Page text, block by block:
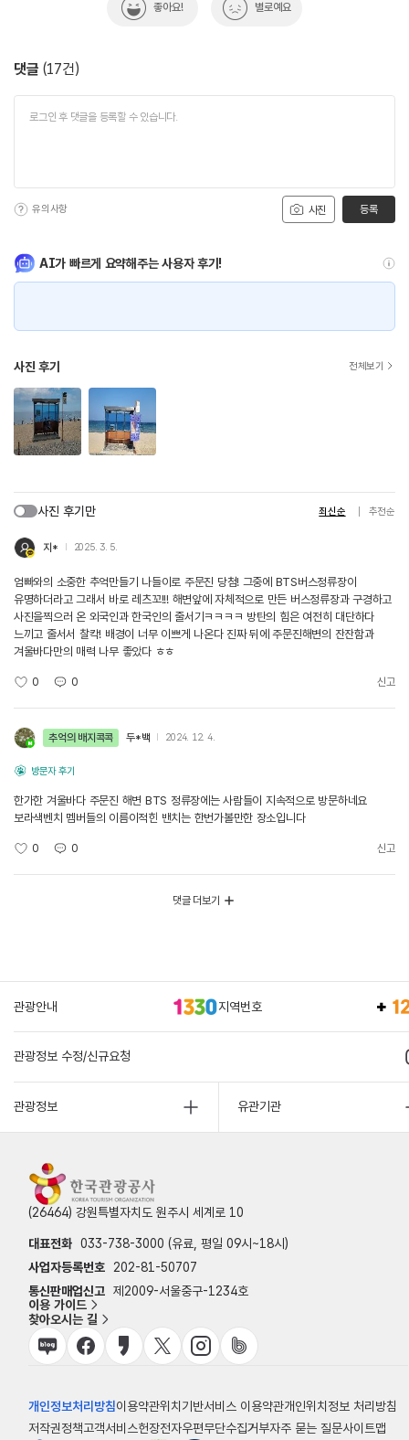
좋아요! 별로예요
댓글 (17건)
사진
유의사항 등록
AI가 빠르게 요약해주는 사용자 후기!
사진 후기 전체보기
사진 후기만 최신순 추천순
지* 2025. 3. 5.
엄빠와의 소중한 추억만들기 나들이로 주문진 당첨! 그중에 BTS버스정류장이
유명하더라고 그래서 바로 레츠꼬!!! 해변앞에 자체적으로 만든 버스정류장과 구경하고
사진을찍으러 온 외국인과 한국인의 줄서기ㅋㅋㅋㅋ 방탄의 힘은 여전히 대단하다
느끼고 줄서서 찰칵! 배경이 너무 이쁘게 나온다 진짜 뒤에 주문진해변의 잔잔함과
겨울바다만의 매력 나무 좋았다 ㅎㅎ
0 0 신고
추억의 배지콕콕 두*백 2024. 12. 4.
방문자 후기
한가한 겨울바다 주문진 해변 BTS 정류장에는 사람들이 지속적으로 방문하네요
보라색벤치 멤버들의 이름이적힌 밴치는 한번가볼만한 장소입니다
0 0 신고
댓글 더보기
관광안내 지역번호
관광정보 수정/신규요청
관광정보 유관기관
(26464) 강원특별자치도 원주시 세계로 10
대표전화 033-738-3000 (유료, 평일 09시~18시)
사업자등록번호
202-81-50707
통신판매업신고 제2009-서울중구-1234호
이용 가이드
찾아오시는 길
개인정보처리방침이용약관위치기반서비스 이용약관개인위치정보 처리방침
저작권정책고객서비스헌장전자우편무단수집거부자주 묻는 질문사이트맵